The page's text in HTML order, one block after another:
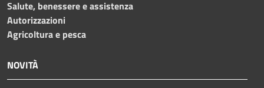
Salute, benessere e assistenza
Autorizzazioni
Agricoltura e pesca
NOVITÀ